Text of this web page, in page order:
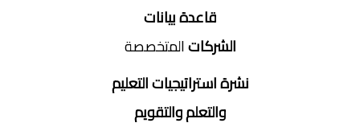
قاعدة بيانات
الشركاتالمتخصصة
نشرة استراتيجيات التعليم
والتعلم والتقويم